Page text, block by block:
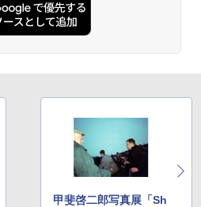
甲斐啓二郎写真展「Sh